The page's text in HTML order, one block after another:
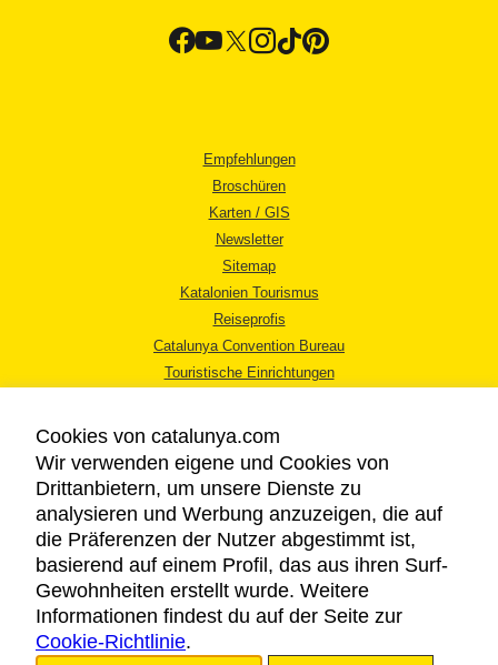
Empfehlungen
Broschüren
Karten / GIS
Newsletter
Sitemap
Katalonien Tourismus
Reiseprofis
Catalunya Convention Bureau
Touristische Einrichtungen
RECHTLICHER HINWEIS
DATENSCHUTZICHTLINIE
COOKIES
BARRIEREFREIHEIT
Cookies von catalunya.com
Wir verwenden eigene und Cookies von
Drittanbietern, um unsere Dienste zu
analysieren und Werbung anzuzeigen, die auf
die Präferenzen der Nutzer abgestimmt ist,
basierend auf einem Profil, das aus ihren Surf-
Gewohnheiten erstellt wurde. Weitere
Informationen findest du auf der Seite zur
Cookie-Richtlinie.